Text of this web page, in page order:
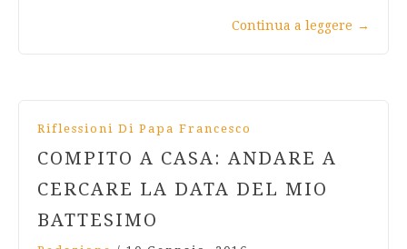
Continua a leggere →
Riflessioni Di Papa Francesco
COMPITO A CASA: ANDARE A
CERCARE LA DATA DEL MIO
BATTESIMO